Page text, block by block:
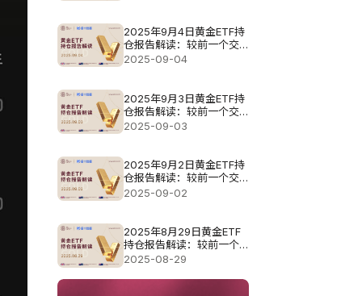
2025年9月4日黄金ETF持
仓报告解读：较前一个交
易日减少6.3吨
2025-09-04
2025年9月3日黄金ETF持
仓报告解读：较前一个交
易日大幅增加12.88吨
2025-09-03
2025年9月2日黄金ETF持
仓报告解读：较前一个交
易日维持不变
2025-09-02
2025年8月29日黄金ETF
持仓报告解读：较前一个
交易日增加5.44吨
2025-08-29